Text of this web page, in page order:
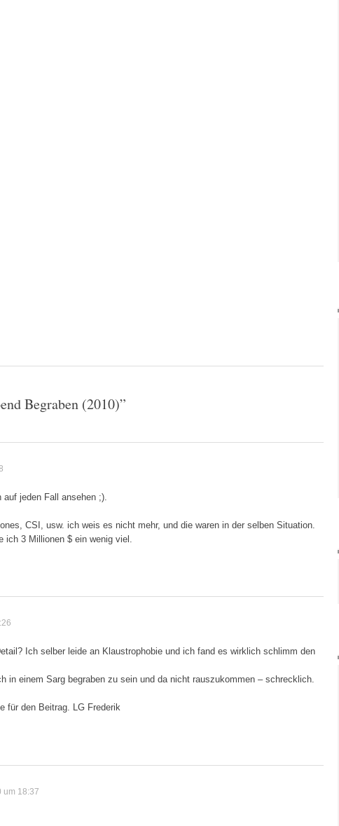
Begraben (2010)”
jeden Fall ansehen ;).
CSI, usw. ich weis es nicht mehr, und die waren in der selben Situation.
ich 3 Millionen $ ein wenig viel.
Ich selber leide an Klaustrophobie und ich fand es wirklich schlimm den
in einem Sarg begraben zu sein und da nicht rauszukommen – schrecklich.
für den Beitrag. LG Frederik
um 18:37